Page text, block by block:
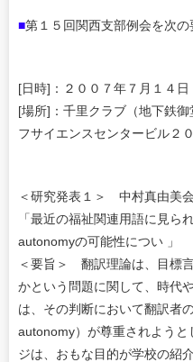
■第１５回関西支部例会を次の
[日時]：２００７年７月１４
[場所]：千里クラブ（地下鉄
フサイエンスセンタービル２０
＜研究発表１＞ 中村真由美
「最近の福祉関連用語に見ら
autonomyの可能性につい 」
＜要旨＞ 翻訳理論は、目標
かという問題に関して、時代
は、その判断において翻訳者
autonomy）が尊重されよう
ジは、おもな目的が学校の紹